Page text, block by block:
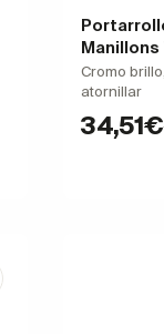
Cromo
atornillar
34,51€